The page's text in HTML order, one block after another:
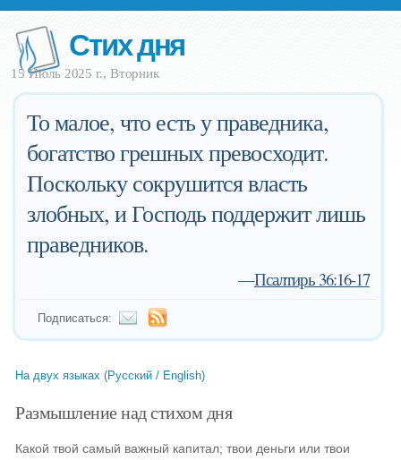
Стих дня
15 Июль 2025 г., Вторник
То малое, что есть у праведника,
богатство грешных превосходит.
Поскольку сокрушится власть
злобных, и Господь поддержит лишь
праведников.
—Псалтирь 36:16-17
Подписаться:
На двух языках (Русский / English)
Размышление над стихом дня
Какой твой самый важный капитал; твои деньги или твои